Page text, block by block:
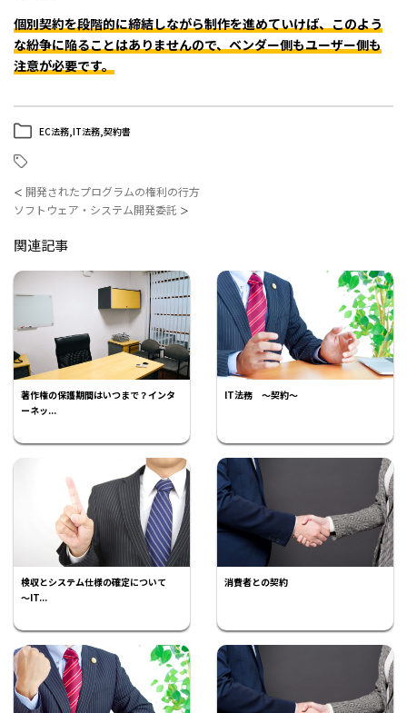
個別契約を段階的に締結しながら制作を進めていけば、このよう
な紛争に陥ることはありませんので、ベンダー側もユーザー側も
注意が必要です。
EC法務 IT法務 契約書
＜ 開発されたプログラムの権利の行方
ソフトウェア・システム開発委託 ＞
関連記事
著作権の保護期間はいつまで？インタ
ーネッ...
IT法務 ～契約～
検収とシステム仕様の確定について
～IT...
消費者との契約